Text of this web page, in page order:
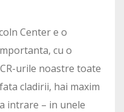
Center e o
cu o
urile noastre toate
cladirii, hai maxim
intrare – in unele